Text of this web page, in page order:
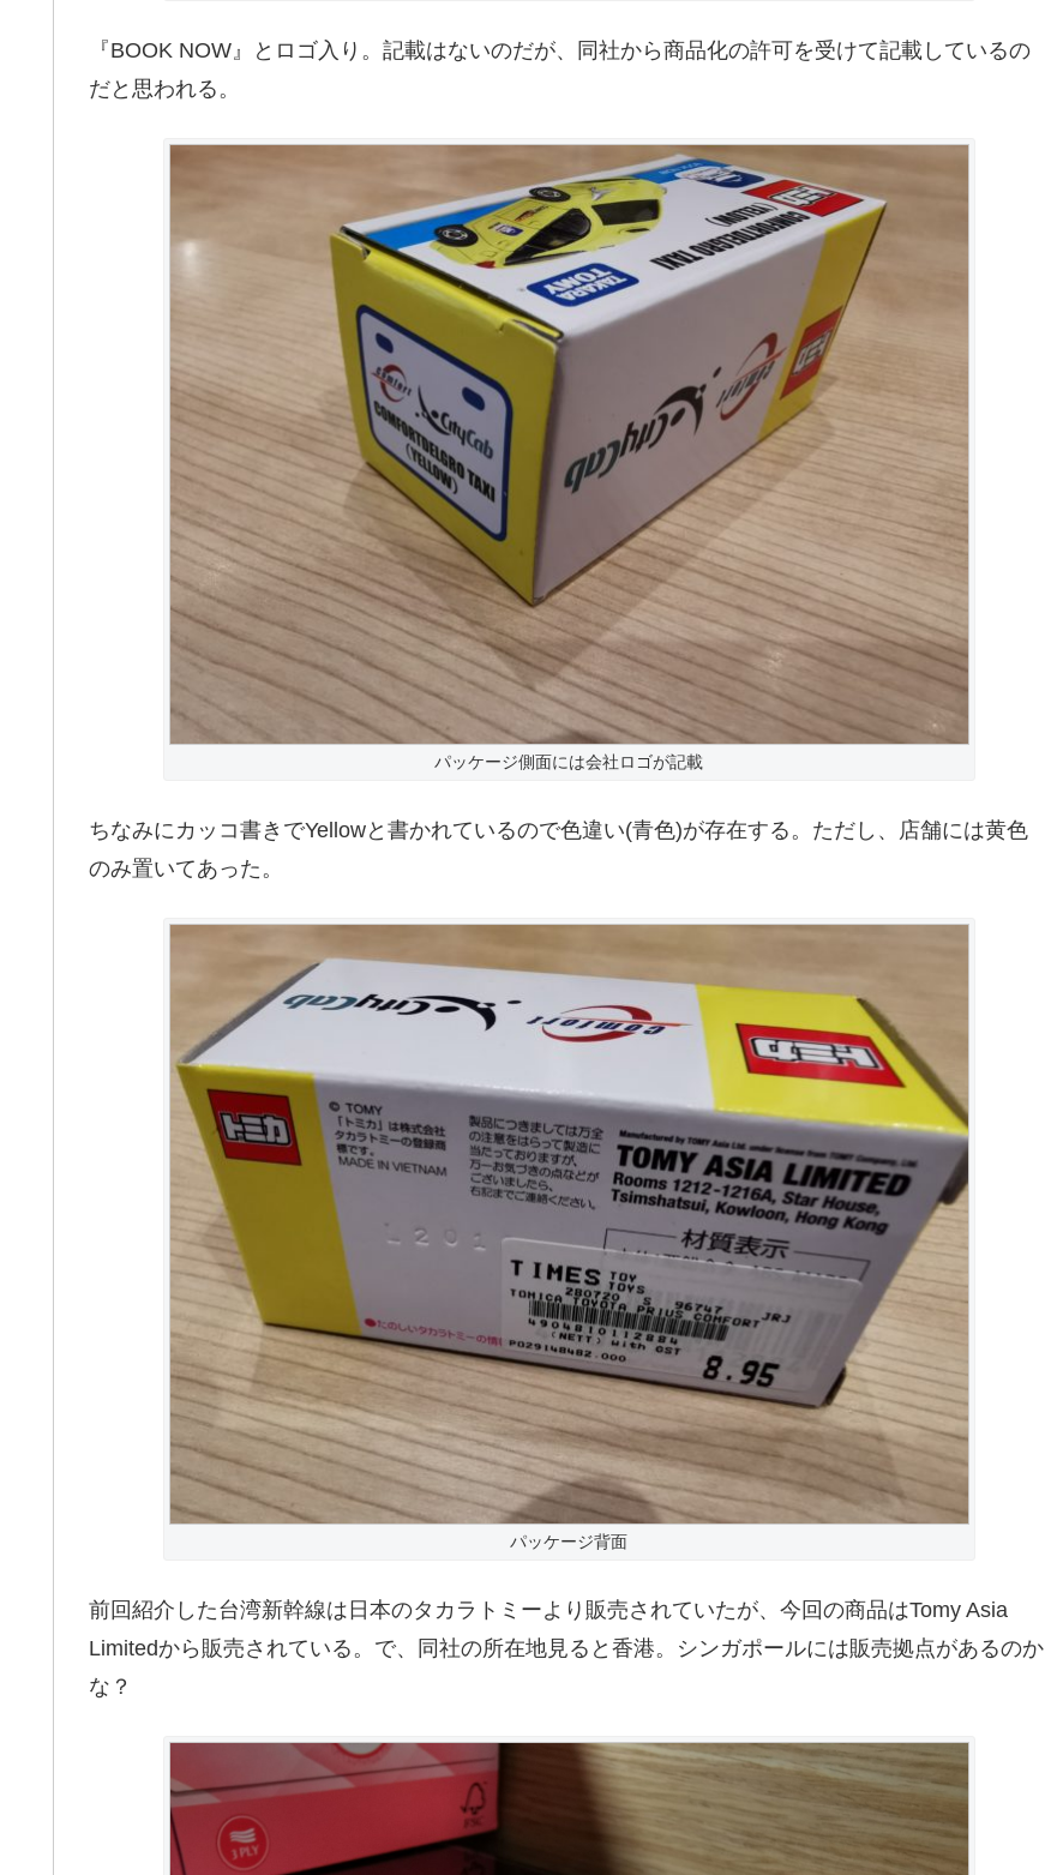
『BOOK NOW』とロゴ入り。記載はないのだが、同社から商品化の許可を受けて記載しているの
だと思われる。
パッケージ側面には会社ロゴが記載
ちなみにカッコ書きでYellowと書かれているので色違い(青色)が存在する。ただし、店舗には黄色
のみ置いてあった。
パッケージ背面
前回紹介した台湾新幹線は日本のタカラトミーより販売されていたが、今回の商品はTomy Asia
Limitedから販売されている。で、同社の所在地見ると香港。シンガポールには販売拠点があるのか
な？